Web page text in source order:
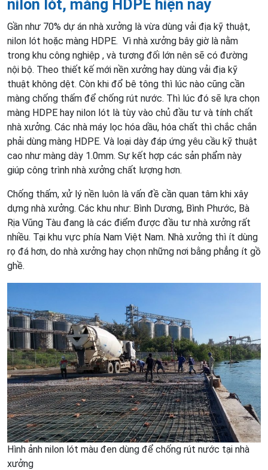
nilon lót, màng HDPE hiện nay
Gần như 70% dự án nhà xưởng là vừa dùng vải địa kỹ thuật,
nilon lót hoặc màng HDPE. Vì nhà xưởng bây giờ là nằm
trong khu công nghiệp , và tương đối lớn nên sẽ có đường
nội bộ. Theo thiết kế mới nền xưởng hay dùng vải địa kỹ
thuật không dệt. Còn khi đổ bê tông thì lúc nào cũng cần
màng chống thấm để chống rút nước. Thì lúc đó sẽ lựa chọn
màng HDPE hay nilon lót là tùy vào chủ đầu tư và tính chất
nhà xưởng. Các nhà máy lọc hóa dầu, hóa chất thì chắc chắn
phải dùng màng HDPE. Và loại dày đáp ứng yêu cầu kỹ thuật
cao như màng dày 1.0mm. Sự kết hợp các sản phẩm này
giúp công trình nhà xưởng chất lượng hơn.
Chống thấm, xử lý nền luôn là vấn đề cần quan tâm khi xây
dựng nhà xưởng. Các khu như: Bình Dương, Bình Phước, Bà
Rịa Vũng Tàu đang là các điểm được đầu tư nhà xưởng rất
nhiều. Tại khu vực phía Nam Việt Nam. Nhà xưởng thì ít dùng
rọ đá hơn, do nhà xưởng hay chọn những nơi bằng phẳng ít gồ
ghề.
Hình ảnh nilon lót màu đen dùng để chống rút nước tại nhà
xưởng